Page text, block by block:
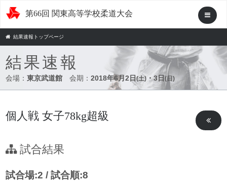
第66回 関東高等学校柔道大会
結果速報トップページ
結果速報
会場：東京武道館 会期：2018年6月2日(土) ・3日(日)
個人戦 女子78kg超級
試合結果
試合場:2 / 試合順:8